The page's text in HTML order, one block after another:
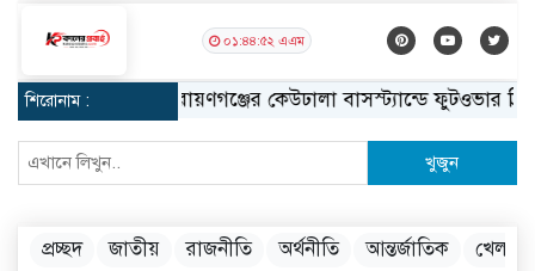
০১:৪৪:৫৩ এএম
শিরোনাম : নারায়ণগঞ্জের কেউঢালা বাসস্ট্যান্ডে ফুটওভার ব্রিজ
খুজুন
প্রচ্ছদ জাতীয় রাজনীতি অর্থনীতি আন্তর্জাতিক খেলা